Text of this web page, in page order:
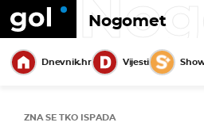
Nogomet
Dnevnik.hr Vijesti
ZNA SE TKO ISPADA